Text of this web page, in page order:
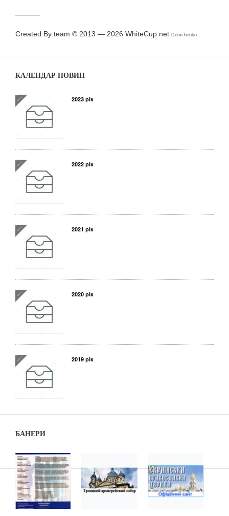
Created By team © 2013 — 2026 WhiteCup.net Demchenko
КАЛЕНДАР НОВИН
2023 рік
2022 рік
2021 рік
2020 рік
2019 рік
БАНЕРИ